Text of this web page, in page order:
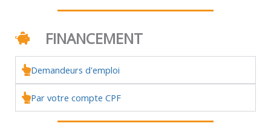
FINANCEMENT
Demandeurs d'emploi
Par votre compte CPF